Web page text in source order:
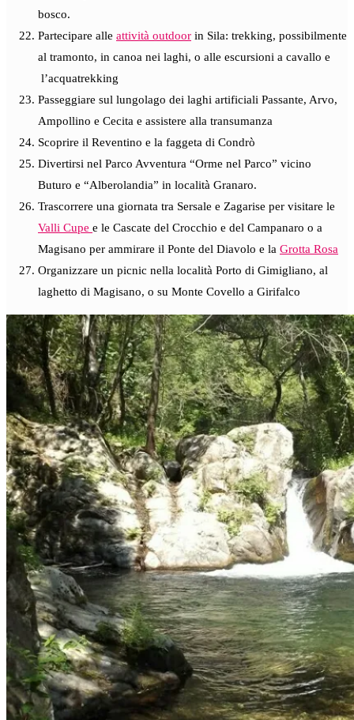
bosco.
Partecipare alle attività outdoor in Sila: trekking, possibilmente
al tramonto, in canoa nei laghi, o alle escursioni a cavallo e
l’acquatrekking
Passeggiare sul lungolago dei laghi artificiali Passante, Arvo,
Ampollino e Cecita e assistere alla transumanza
Scoprire il Reventino e la faggeta di Condrò
Divertirsi nel Parco Avventura “Orme nel Parco” vicino
Buturo e “Alberolandia” in località Granaro.
Trascorrere una giornata tra Sersale e Zagarise per visitare le
Valli Cupe e le Cascate del Crocchio e del Campanaro o a
Magisano per ammirare il Ponte del Diavolo e la Grotta Rosa
Organizzare un picnic nella località Porto di Gimigliano, al
laghetto di Magisano, o su Monte Covello a Girifalco